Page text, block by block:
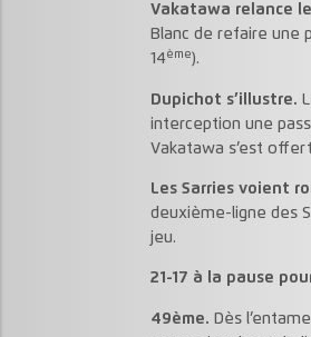
Vakatawa relance
Blanc de refaire une
14ème).
Dupichot s’illustre.
interception une
Vakatawa s’est
Les Sarries voient
deuxième-ligne des
jeu.
21-17 à la pause
49ème. Dès